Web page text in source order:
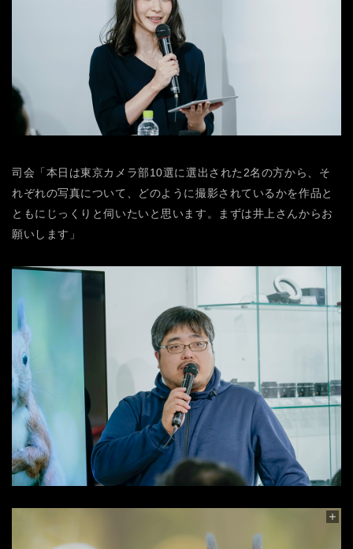
司会「本日は東京カメラ部10選に選出された2名の方から、そ
れぞれの写真について、どのように撮影されているかを作品と
ともにじっくりと伺いたいと思います。まずは井上さんからお
願いします」